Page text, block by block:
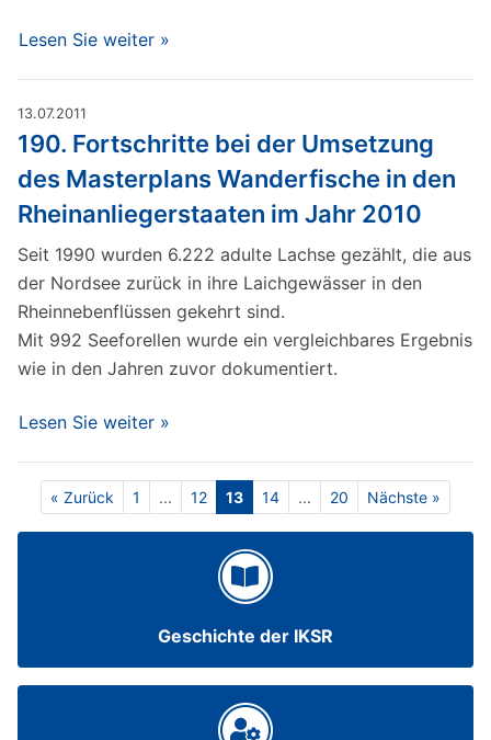
Lesen Sie weiter »
13.07.2011
190. Fortschritte bei der Umsetzung
des Masterplans Wanderfische in den
Rheinanliegerstaaten im Jahr 2010
Seit 1990 wurden 6.222 adulte Lachse gezählt, die aus
der Nordsee zurück in ihre Laichgewässer in den
Rheinnebenflüssen gekehrt sind.
Mit 992 Seeforellen wurde ein vergleichbares Ergebnis
wie in den Jahren zuvor dokumentiert.
Lesen Sie weiter »
« Zurück 1 ... 12 13 14 ... 20 Nächste »
Geschichte der IKSR